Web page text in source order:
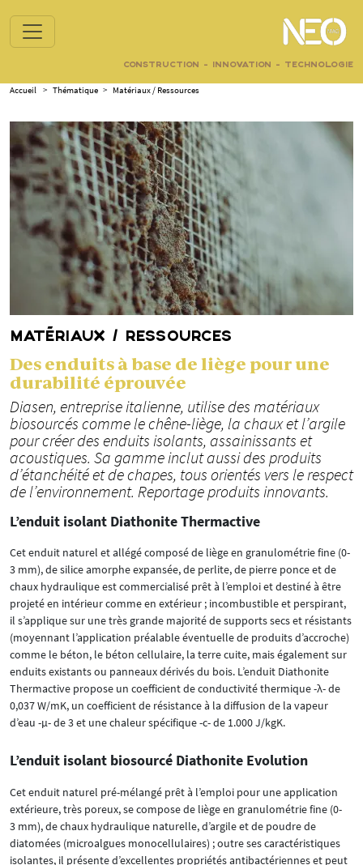
CONSTRUCTION - INNOVATION - TECHNOLOGIE
Accueil > Thématique > Matériaux / Ressources
MATÉRIAUX / RESSOURCES
Des enduits à base de liège pour une
durabilité éprouvée
Diasen, entreprise italienne, utilise des matériaux
biosourcés comme le chêne-liège, la chaux et l’argile
pour créer des enduits isolants, assainissants et
acoustiques. Sa gamme inclut aussi des produits
d’étanchéité et de chapes, tous orientés vers le respect
de l’environnement. Reportage produits innovants.
L’enduit isolant Diathonite Thermactive
Cet enduit naturel et allégé composé de liège en granulométrie fine (0-
3 mm), de silice amorphe expansée, de perlite, de pierre ponce et de
chaux hydraulique est commercialisé prêt à l’emploi et destiné à être
projeté en intérieur comme en extérieur ; incombustible et perspirant,
il s’applique sur une très grande majorité de supports secs et résistants
(moyennant l’application préalable éventuelle de produits d’accroche)
comme le béton, le béton cellulaire, la terre cuite, mais également sur
enduits existants ou panneaux dérivés du bois. L’enduit Diathonite
Thermactive propose un coefficient de conductivité thermique -λ- de
0,037 W/mK, un coefficient de résistance à la diffusion de la vapeur
d’eau -μ- de 3 et une chaleur spécifique -c- de 1.000 J/kgK.
L’enduit isolant biosourcé Diathonite Evolution
Cet enduit naturel pré-mélangé prêt à l’emploi pour une application
extérieure, très poreux, se compose de liège en granulométrie fine (0-
3 mm), de chaux hydraulique naturelle, d’argile et de poudre de
diatomées (microalgues monocellulaires) ; outre ses caractéristiques
isolantes, il présente d’excellentes propriétés antibactériennes et peut